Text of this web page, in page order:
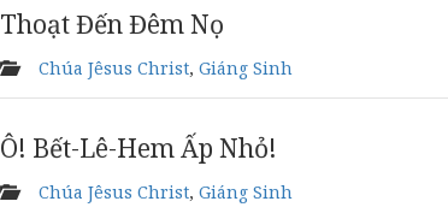
Thoạt Đến Đêm Nọ
Chúa Jêsus Christ, Giáng Sinh
Ô! Bết-Lê-Hem Ấp Nhỏ!
Chúa Jêsus Christ, Giáng Sinh